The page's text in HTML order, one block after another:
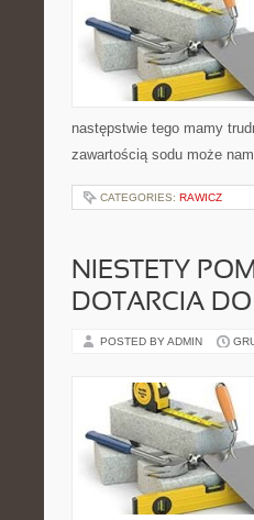
następstwie tego mamy
zawartością sodu może
CATEGORIES: RAWICZ
NIESTETY
DOTARCIA
POSTED BY ADMIN